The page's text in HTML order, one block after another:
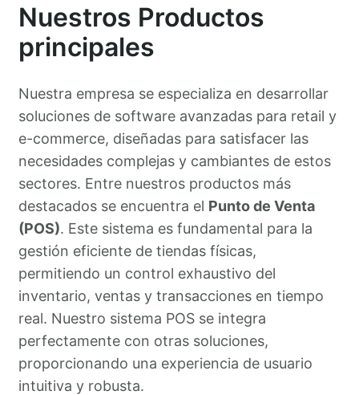
Nuestros Productos
principales
Nuestra empresa se especializa en desarrollar
soluciones de software avanzadas para retail y
e-commerce, diseñadas para satisfacer las
necesidades complejas y cambiantes de estos
sectores. Entre nuestros productos más
destacados se encuentra el Punto de Venta
(POS). Este sistema es fundamental para la
gestión eficiente de tiendas físicas,
permitiendo un control exhaustivo del
inventario, ventas y transacciones en tiempo
real. Nuestro sistema POS se integra
perfectamente con otras soluciones,
proporcionando una experiencia de usuario
intuitiva y robusta.